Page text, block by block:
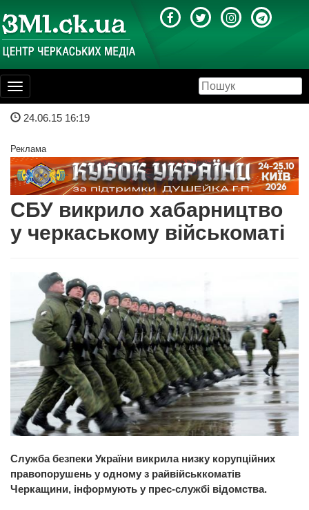
Toggle
navigation
24.06.15 16:19
Реклама
СБУ викрило хабарництво
у черкаському військоматі
Служба безпеки України викрила низку корупційних
правопорушень у одному з райвійськкоматів
Черкащини, інформують у прес-службі відомства.